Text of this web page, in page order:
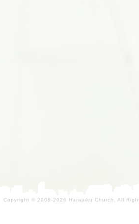
Copyright © 2008-2026 Harajuku Church. All